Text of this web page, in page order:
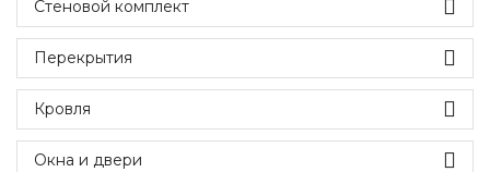
Стеновой комплект
Перекрытия
Кровля
Окна и двери